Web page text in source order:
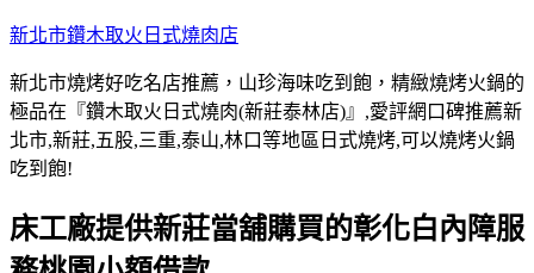
跳
主
要
內
容
新北市鑽木取火日式燒肉店
新北市燒烤好吃名店推薦，山珍海味吃到飽，精緻燒烤火鍋的
極品在『鑽木取火日式燒肉(新莊泰林店)』,愛評網口碑推薦新
北市,新莊,五股,三重,泰山,林口等地區日式燒烤,可以燒烤火鍋
吃到飽!
床工廠提供新莊當舖購買的彰化白內障服